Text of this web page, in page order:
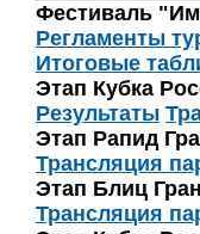
Фестиваль
Регламенты
Итоговые
Этап Кубка
Результаты
Этап Рапид
Трансляция
Этап Блиц
Трансляция